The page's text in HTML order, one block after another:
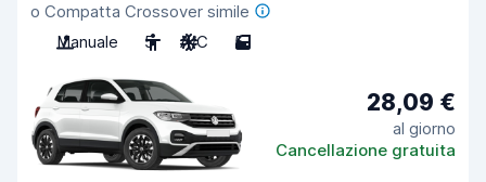
o Compatta Crossover simile
Manuale
5 A/C 5
28,09 €
al giorno
Cancellazione gratuita